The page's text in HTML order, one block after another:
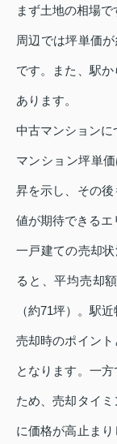
まず土地の相場
周辺では坪単価
です。また、駅
あります。
中古マンション
マンション坪単
昇を示し、その
値が期待できるエ
一戸建ての売却
ると、平均売却
（約71坪）。駅
売却時のポイン
となります。一
ため、売却タイ
に価格が高止ま